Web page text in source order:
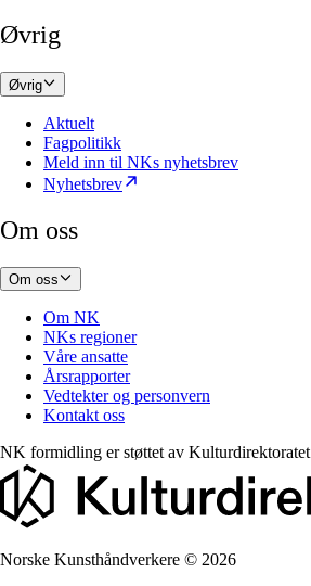
Øvrig
Øvrig
Aktuelt
Fagpolitikk
Meld inn til NKs nyhetsbrev
Nyhetsbrev
Om oss
Om oss
Om NK
NKs regioner
Våre ansatte
Årsrapporter
Vedtekter og personvern
Kontakt oss
NK formidling er støttet av Kulturdirektoratet
Norske Kunsthåndverkere © 2026